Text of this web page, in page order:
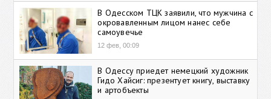
В Одесском ТЦК заявили, что мужчина с
окровавленным лицом нанес себе
самоувечье
12 фев, 00:09
В Одессу приедет немецкий художник
Гидо Хайсиг: презентует книгу, выставку
и артобъекты